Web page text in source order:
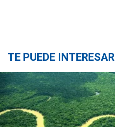
TE PUEDE INTERESAR